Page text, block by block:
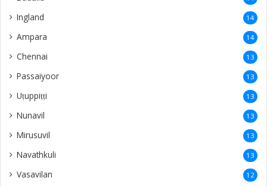
Ingland 14
Ampara 14
Chennai 13
Passaiyoor 13
Uṭuppiṭṭi 13
Nunavil 13
Mirusuvil 13
Navathkuli 13
Vasavilan 12